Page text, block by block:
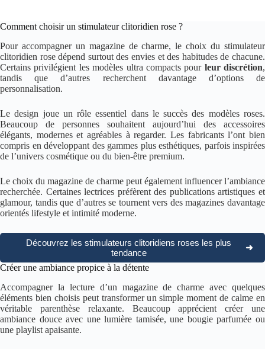
Comment choisir un stimulateur clitoridien rose ?
Pour accompagner un magazine de charme, le choix du stimulateur
clitoridien rose dépend surtout des envies et des habitudes de chacune.
Certains privilégient les modèles ultra compacts pour leur discrétion,
tandis que d’autres recherchent davantage d’options de
personnalisation.
Le design joue un rôle essentiel dans le succès des modèles roses.
Beaucoup de personnes souhaitent aujourd’hui des accessoires
élégants, modernes et agréables à regarder. Les fabricants l’ont bien
compris en développant des gammes plus esthétiques, parfois inspirées
de l’univers cosmétique ou du bien-être premium.
Le choix du magazine de charme peut également influencer l’ambiance
recherchée. Certaines lectrices préfèrent des publications artistiques et
glamour, tandis que d’autres se tournent vers des magazines davantage
orientés lifestyle et intimité moderne.
Découvrez les stimulateurs clitoridiens roses les plus
tendance
➜
Créer une ambiance propice à la détente
Accompagner la lecture d’un magazine de charme avec quelques
éléments bien choisis peut transformer un simple moment de calme en
véritable parenthèse relaxante. Beaucoup apprécient créer une
ambiance douce avec une lumière tamisée, une bougie parfumée ou
une playlist apaisante.